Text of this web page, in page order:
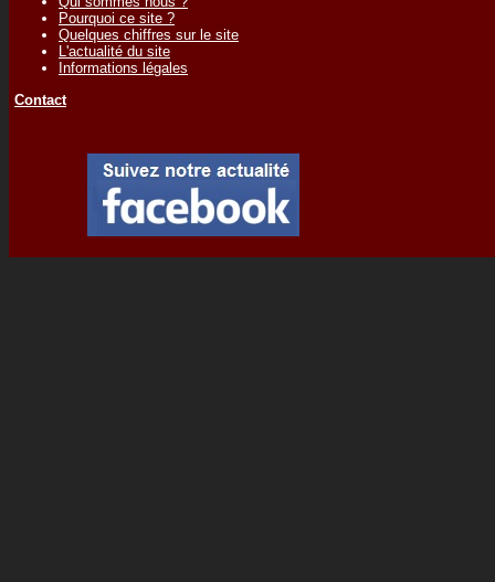
Pourquoi ce site ?
Quelques chiffres sur le site
L'actualité du site
Informations légales
Contact